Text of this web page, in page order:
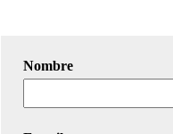
Nombre